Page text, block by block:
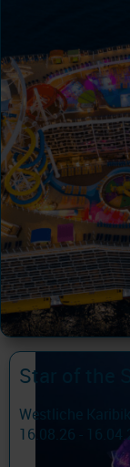
Star of the
Westliche Karibik
16.08.26 -